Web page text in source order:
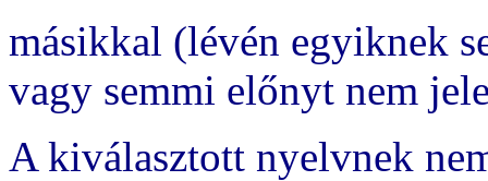
másikkal (lévén egyiknek
vagy semmi előnyt nem
A kiválasztott nyelvnek